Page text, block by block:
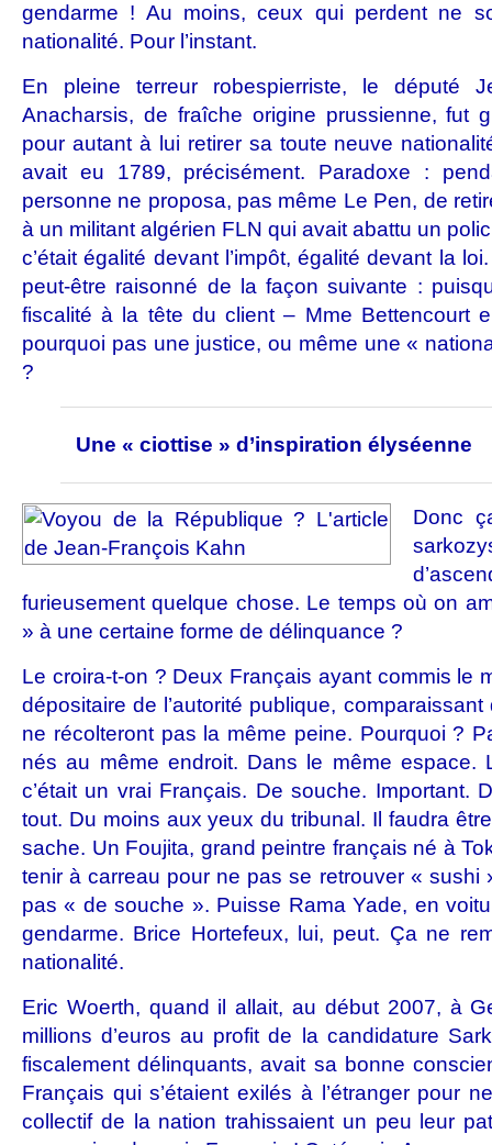
gendarme ! Au moins, ceux qui perdent ne
nationalité. Pour l’instant.
En pleine terreur robespierriste, le député
Anacharsis, de fraîche origine prussienne, fut
pour autant à lui retirer sa toute neuve
avait eu 1789, précisément. Paradoxe :
personne ne proposa, pas même Le Pen, de
à un militant algérien FLN qui avait abattu un
c’était égalité devant l’impôt, égalité devant la
peut-être raisonné de la façon suivante :
fiscalité à la tête du client – Mme Bettencourt
pourquoi pas une justice, ou même une «
?
Une « ciottise » d’inspiration élyséenne
Donc
furieusement quelque chose. Le temps où on
» à une certaine forme de délinquance ?
Le croira-t-on ? Deux Français ayant commis le
dépositaire de l’autorité publique,
ne récolteront pas la même peine. Pourquoi ?
nés au même endroit. Dans le même espace.
c’était un vrai Français. De souche. Important.
tout. Du moins aux yeux du tribunal. Il faudra
sache. Un Foujita, grand peintre français né à
tenir à carreau pour ne pas se retrouver « sushi
pas « de souche ». Puisse Rama Yade, en
gendarme. Brice Hortefeux, lui, peut. Ça ne
nationalité.
Eric Woerth, quand il allait, au début 2007, à
millions d’euros au profit de la candidature
fiscalement délinquants, avait sa bonne
Français qui s’étaient exilés à l’étranger pour
collectif de la nation trahissaient un peu leur